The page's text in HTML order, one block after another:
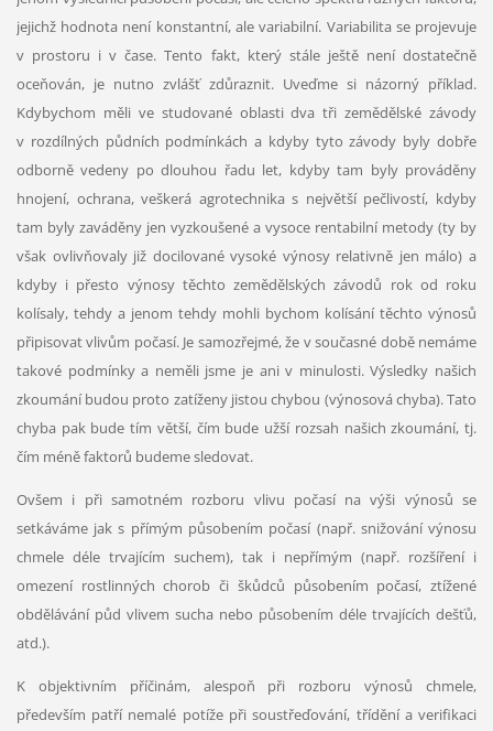
jejichž hodnota není konstantní, ale variabilní. Variabilita se projevuje
v prostoru i v čase. Tento fakt, který stále ještě není dostatečně
oceňován, je nutno zvlášť zdůraznit. Uveďme si názorný příklad.
Kdybychom měli ve studované oblasti dva tři zemědělské závody
v rozdílných půdních podmínkách a kdyby tyto závody byly dobře
odborně vedeny po dlouhou řadu let, kdyby tam byly prováděny
hnojení, ochrana, veškerá agrotechnika s největší pečlivostí, kdyby
tam byly zaváděny jen vyzkoušené a vysoce rentabilní metody (ty by
však ovlivňovaly již docilované vysoké výnosy relativně jen málo) a
kdyby i přesto výnosy těchto zemědělských závodů rok od roku
kolísaly, tehdy a jenom tehdy mohli bychom kolísání těchto výnosů
připisovat vlivům počasí. Je samozřejmé, že v současné době nemáme
takové podmínky a neměli jsme je ani v minulosti. Výsledky našich
zkoumání budou proto zatíženy jistou chybou (výnosová chyba). Tato
chyba pak bude tím větší, čím bude užší rozsah našich zkoumání, tj.
čím méně faktorů budeme sledovat.
Ovšem i při samotném rozboru vlivu počasí na výši výnosů se
setkáváme jak s přímým působením počasí (např. snižování výnosu
chmele déle trvajícím suchem), tak i nepřímým (např. rozšíření i
omezení rostlinných chorob či škůdců působením počasí, ztížené
obdělávání půd vlivem sucha nebo působením déle trvajících dešťů,
atd.).
K objektivním příčinám, alespoň při rozboru výnosů chmele,
především patří nemalé potíže při soustřeďování, třídění a verifikaci